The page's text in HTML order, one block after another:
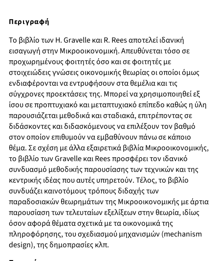
Περιγραφή
Το βιβλίο των H. Gravelle και R. Rees αποτελεί ιδανική
εισαγωγή στην Μικροοικονομική. Απευθύνεται τόσο σε
προχωρημένους φοιτητές όσο και σε φοιτητές με
στοιχειώδεις γνώσεις οικονομικής θεωρίας οι οποίοι όμως
ενδιαφέρονται να εντρυφήσουν στα θεμέλια και τις
σύγχρονες προεκτάσεις της. Μπορεί να χρησιμοποιηθεί εξ
ίσου σε προπτυχιακό και μεταπτυχιακό επίπεδο καθώς η ύλη
παρουσιάζεται μεθοδικά και σταδιακά, επιτρέποντας σε
διδάσκοντες και διδασκόμενους να επιλέξουν τον βαθμό
στον οποίον επιθυμούν να εμβαθύνουν πάνω σε κάποιο
θέμα. Σε σχέση με άλλα εξαιρετικά βιβλία Μικροοικονομικής,
το βιβλίο των Gravelle και Rees προσφέρει τον ιδανικό
συνδυασμό μεθοδικής παρουσίασης των τεχνικών και της
κεντρικής ιδέας που αυτές υπηρετούν. Τέλος, το βιβλίο
συνδυάζει καινοτόμους τρόπους διδαχής των
παραδοσιακών θεωρημάτων της Μικροοικονομικής με άρτια
παρουσίαση των τελευταίων εξελίξεων στην θεωρία, ιδίως
όσον αφορά θέματα σχετικά με τα οικονομικά της
πληροφόρησης, του σχεδιασμού μηχανισμών (mechanism
design), της δημοπρασίες κλπ.